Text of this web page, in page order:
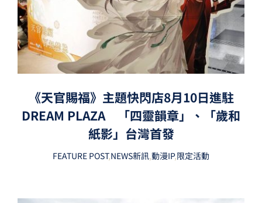
《天官賜福》主題快閃店8月10日進駐
DREAM PLAZA 「四靈韻章」、「歲和
紙影」台灣首發
FEATURE POST,NEWS新訊,動漫IP,限定活動